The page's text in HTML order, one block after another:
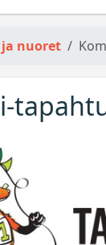
ja nuoret